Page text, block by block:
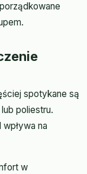
spotykane są
poliestru.
na
w